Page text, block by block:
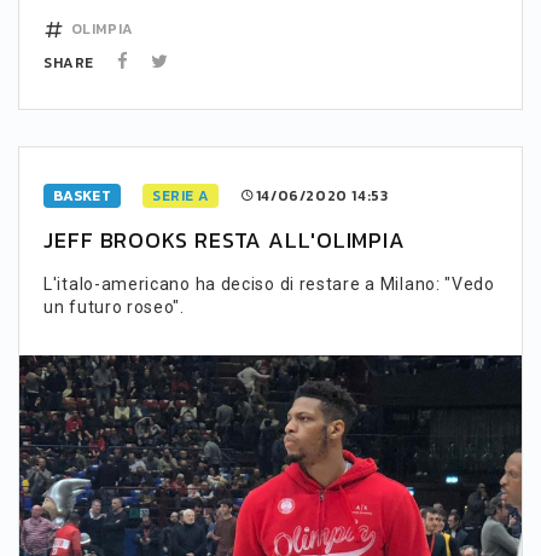
OLIMPIA
SHARE
BASKET SERIE A 14/06/2020 14:53
JEFF BROOKS RESTA ALL'OLIMPIA
L'italo-americano ha deciso di restare a Milano: "Vedo
un futuro roseo".